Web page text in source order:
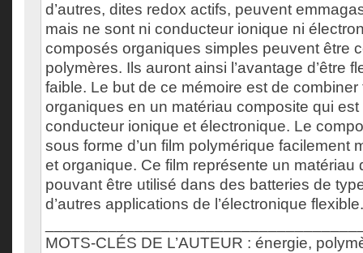
d’autres, dites redox actifs, peuvent
mais ne sont ni conducteur ionique ni
composés organiques simples peuvent être
polymères. Ils auront ainsi l’avantage d’être
faible. Le but de ce mémoire est de
organiques en un matériau composite qui
conducteur ionique et électronique. Le
sous forme d’un film polymérique facilement
et organique. Ce film représente un matériau
pouvant être utilisé dans des batteries de
d’autres applications de l’électronique flexible.
MOTS-CLÉS DE L’AUTEUR : énergie,